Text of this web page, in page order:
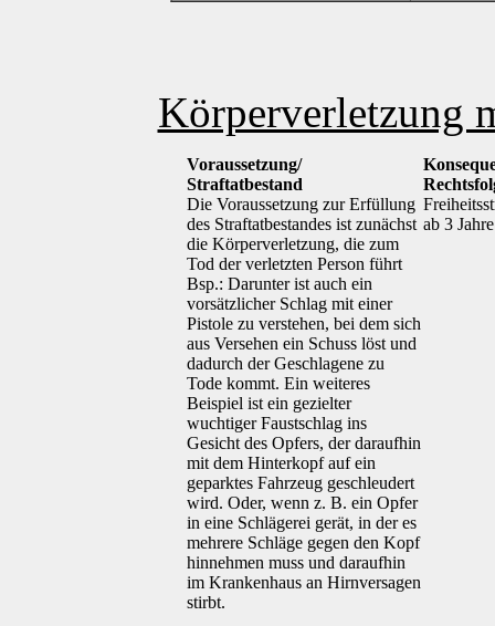
Körperverletzung
Voraussetzung/
Straftatbestand
Die Voraussetzung zur Erfüllung
des Straftatbestandes ist zunächst
die Körperverletzung, die zum
Tod der verletzten Person führt
Bsp.: Darunter ist auch ein
vorsätzlicher Schlag mit einer
Pistole zu verstehen, bei dem sich
aus Versehen ein Schuss löst und
dadurch der Geschlagene zu
Tode kommt. Ein weiteres
Beispiel ist ein gezielter
wuchtiger Faustschlag ins
Gesicht des Opfers, der daraufhin
mit dem Hinterkopf auf ein
geparktes Fahrzeug geschleudert
wird. Oder, wenn z. B. ein Opfer
in eine Schlägerei gerät, in der es
mehrere Schläge gegen den Kopf
hinnehmen muss und daraufhin
im Krankenhaus an Hirnversagen
stirbt.
ab 3 Jahre